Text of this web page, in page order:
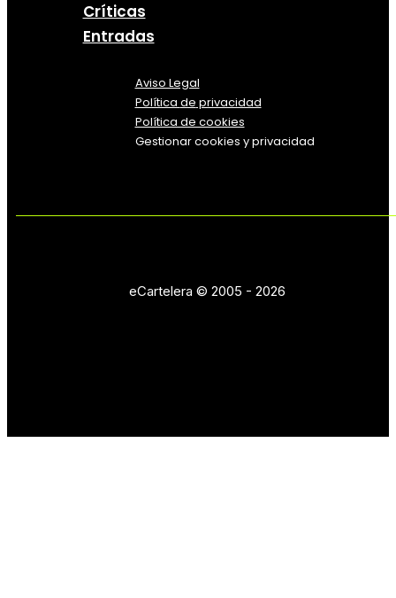
Críticas
Entradas
Aviso Legal
Política de privacidad
Política de cookies
Gestionar cookies y privacidad
eCartelera © 2005 - 2026